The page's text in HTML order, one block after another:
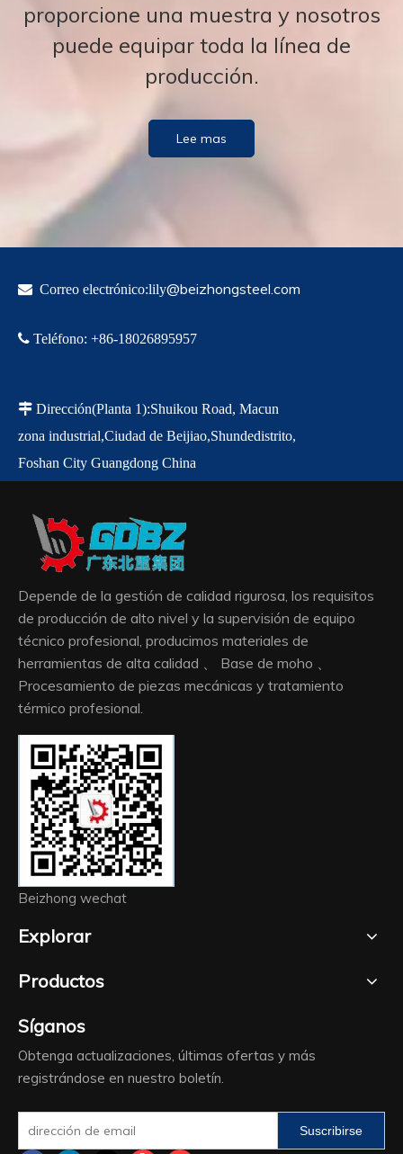
proporcione una muestra y nosotros
puede equipar toda la línea de
producción.
Lee mas
 Correo electrónico:lily@beizhongsteel.com
 Teléfono: +86-18026895957
 Dirección(Planta 1):Shuikou Road, Macun
zona industrial,Ciudad de Beijiao,Shundedistrito,
Foshan City Guangdong China
Depende de la gestión de calidad rigurosa, los requisitos
de producción de alto nivel y la supervisión de equipo
técnico profesional, producimos materiales de
herramientas de alta calidad 、 Base de moho 、
Procesamiento de piezas mecánicas y tratamiento
térmico profesional.
Beizhong wechat
Explorar
Productos
Síganos
Obtenga actualizaciones, últimas ofertas y más
registrándose en nuestro boletín.
Suscribirse